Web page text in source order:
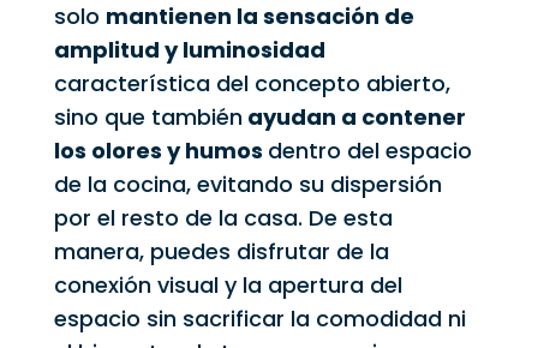
solo mantienen la sensación de
amplitud y luminosidad
característica del concepto abierto,
sino que tambiénayudan a contener
los olores y humos dentro del espacio
de la cocina, evitando su dispersión
por el resto de la casa. De esta
manera, puedes disfrutar de la
conexión visual y la apertura del
espacio sin sacrificar la comodidad ni